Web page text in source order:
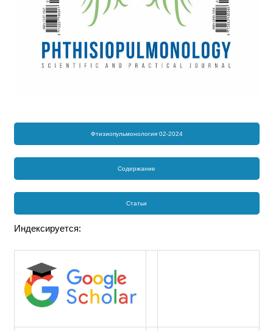
Фтизиопульмонология 02-2024
Содержание
Статьи
Индексируется: